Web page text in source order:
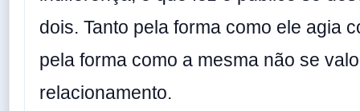
dois. Tanto pela forma como ele agia
pela forma como a mesma não se
relacionamento.